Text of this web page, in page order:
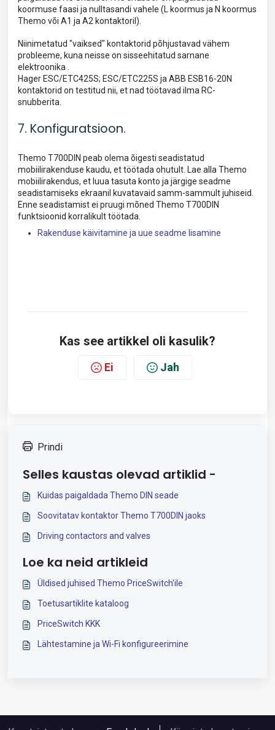
koormuse faasi ja nulltasandi vahele (L koormus ja N koormus
Themo või A1 ja A2 kontaktoril).
Niinimetatud "vaiksed" kontaktorid põhjustavad vähem
probleeme, kuna neisse on sisseehitatud sarnane
elektroonika .
Hager ESC/ETC425S; ESC/ETC225S ja ABB ESB16-20N
kontaktorid on testitud nii, et nad töötavad ilma RC-
snubberita.
7. Konfiguratsioon.
Themo T700DIN peab olema õigesti seadistatud
mobiilirakenduse kaudu, et töötada ohutult. Lae alla Themo
mobiilirakendus, et luua tasuta konto ja järgige seadme
seadistamiseks ekraanil kuvatavaid samm-sammult juhiseid.
Enne seadistamist ei pruugi mõned Themo T700DIN
funktsioonid korralikult töötada.
Rakenduse käivitamine ja uue seadme lisamine
Kas see artikkel oli kasulik?
Ei Jah
Prindi
Selles kaustas olevad artiklid -
Kuidas paigaldada Themo DIN seade
Soovitatav kontaktor Themo T700DIN jaoks
Driving contactors and valves
Loe ka neid artikleid
Üldised juhised Themo PriceSwitch'ile
Toetusartiklite kataloog
PriceSwitch KKK
Lähtestamine ja Wi-Fi konfigureerimine